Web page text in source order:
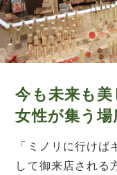
今も未来も
女性が集う場
「ミノリに行け
して御来店される